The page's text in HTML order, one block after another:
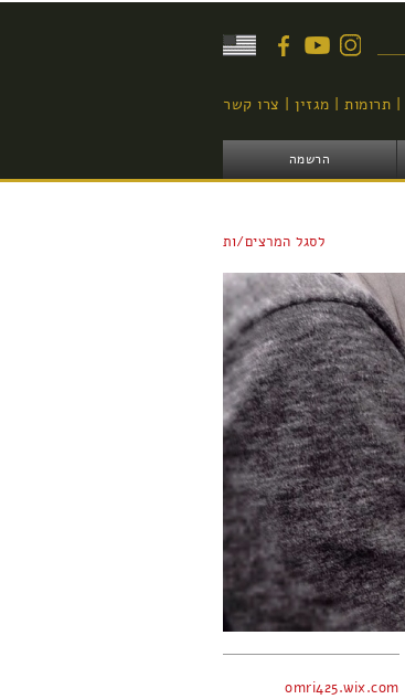
תרומות מגזין צרו קשר
הרשמה
לסגל המרצים/ות
omri425.wix.com